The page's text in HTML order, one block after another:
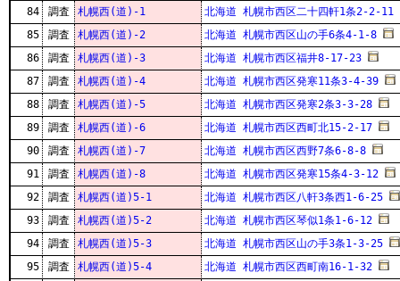
84
調査 札幌西(道)-1
北海道 札幌市西区二十四軒1条2-2-11
85
調査 札幌西(道)-2
北海道 札幌市西区山の手6条4-1-8
86
調査 札幌西(道)-3
北海道 札幌市西区福井8-17-23
87
調査 札幌西(道)-4
北海道 札幌市西区発寒11条3-4-39
88
調査 札幌西(道)-5
北海道 札幌市西区発寒2条3-3-28
89
調査 札幌西(道)-6
北海道 札幌市西区西町北15-2-17
90
調査 札幌西(道)-7
北海道 札幌市西区西野7条6-8-8
91
調査 札幌西(道)-8
北海道 札幌市西区発寒15条4-3-12
92
調査 札幌西(道)5-1
北海道 札幌市西区八軒3条西1-6-25
93
調査 札幌西(道)5-2
北海道 札幌市西区琴似1条1-6-12
94
調査 札幌西(道)5-3
北海道 札幌市西区山の手3条1-3-25
95
調査 札幌西(道)5-4
北海道 札幌市西区西町南16-1-32